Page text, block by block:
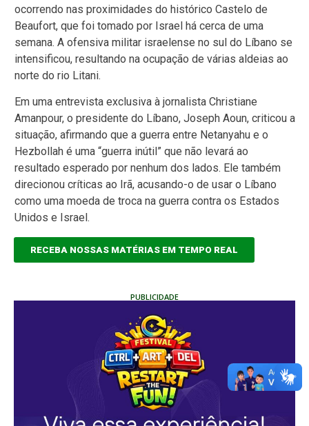
ocorrendo nas proximidades do histórico Castelo de
Beaufort, que foi tomado por Israel há cerca de uma
semana. A ofensiva militar israelense no sul do Líbano se
intensificou, resultando na ocupação de várias aldeias ao
norte do rio Litani.
Em uma entrevista exclusiva à jornalista Christiane
Amanpour, o presidente do Líbano, Joseph Aoun, criticou a
situação, afirmando que a guerra entre Netanyahu e o
Hezbollah é uma “guerra inútil” que não levará ao
resultado esperado por nenhum dos lados. Ele também
direcionou críticas ao Irã, acusando-o de usar o Líbano
como uma moeda de troca na guerra contra os Estados
Unidos e Israel.
RECEBA NOSSAS MATÉRIAS EM TEMPO REAL
PUBLICIDADE